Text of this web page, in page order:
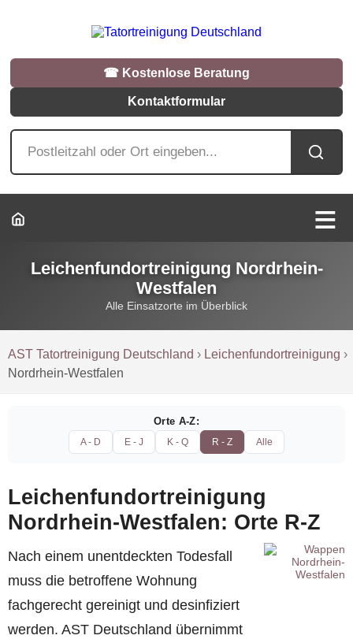
☎︎ Kostenlose Beratung
Kontaktformular
Leichenfundortreinigung Nordrhein-
Westfalen
Alle Einsatzorte im Überblick
AST Tatortreinigung Deutschland › Leichenfundortreinigung ›
Nordrhein-Westfalen
Orte A-Z:
A - D E - J K - Q R - Z Alle
Leichenfundortreinigung
Nordrhein-Westfalen: Orte R-Z
Nach einem unentdeckten Todesfall
muss die betroffene Wohnung
fachgerecht gereinigt und desinfiziert
werden. AST Deutschland übernimmt